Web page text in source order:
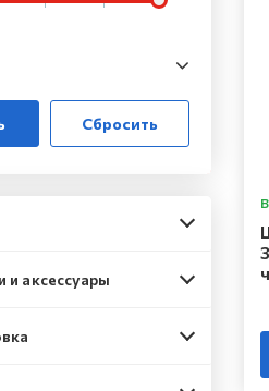
и аксессуары